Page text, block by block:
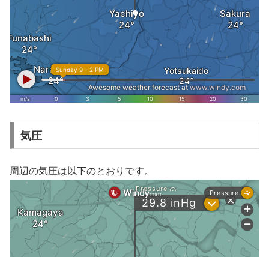
気圧
周辺の気圧は以下のとおりです。